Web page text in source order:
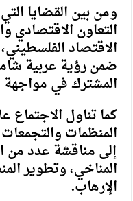
ومن بين القضايا
التعاون الاقتصادي
الاقتصاد
ضمن رؤية عربية
المشترك في مواجهة
كما تناول الاجتماع
المنظمات والتجمعات
إلى مناقشة عدد من
المناخي، وتطوير
الإرهاب.